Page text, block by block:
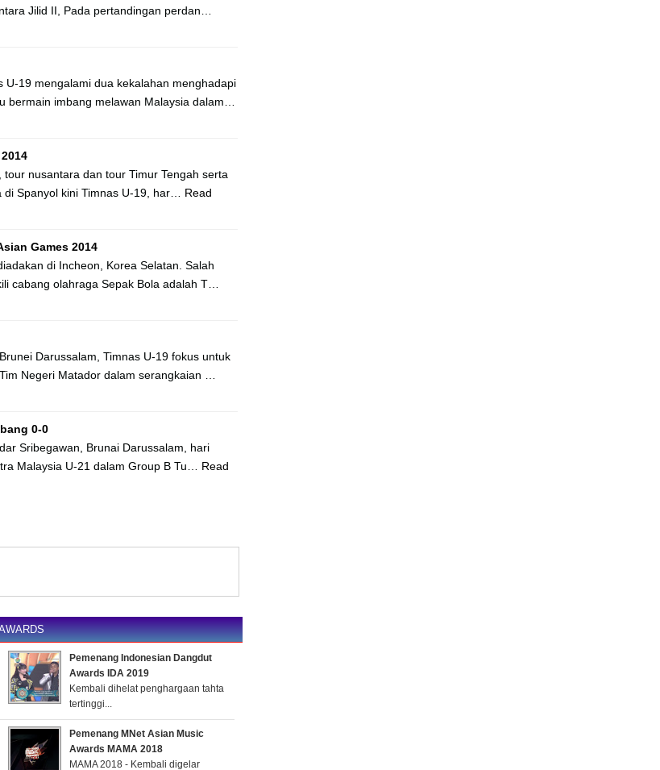
Jilid II, Pada pertandingan perdan…
U-19 mengalami dua kekalahan menghadapi
bermain imbang melawan Malaysia dalam…
nusantara dan tour Timur Tengah serta
di Spanyol kini Timnas U-19, har… Read
Games 2014
di Incheon, Korea Selatan. Salah
cabang olahraga Sepak Bola adalah T…
Darussalam, Timnas U-19 fokus untuk
Negeri Matador dalam serangkaian …
0-0
Sribegawan, Brunai Darussalam, hari
Malaysia U-21 dalam Group B Tu… Read
Pemenang Indonesian Dangdut
Awards IDA 2019
Kembali dihelat penghargaan tahta
tertinggi...
Pemenang MNet Asian Music
Awards MAMA 2018
MAMA 2018 - Kembali digelar